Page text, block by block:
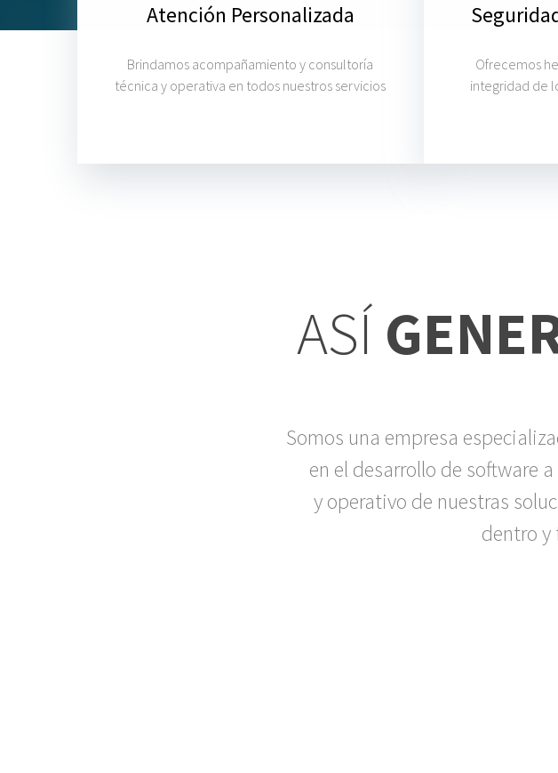
Atención Personalizada
Brindamos acompañamiento y consultoría
técnica y operativa en todos nuestros servicios
Ofrecemos
integridad de
ASÍ
Somos una empresa
en el desarrollo de software
y operativo de nuestras
dentro y